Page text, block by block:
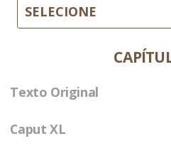
SELECIONE
Texto Original
Caput XL